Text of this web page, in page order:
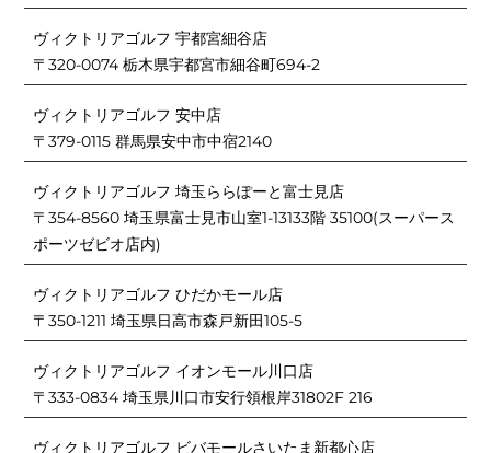
ヴィクトリアゴルフ 宇都宮細谷店
〒320-0074 栃木県宇都宮市細谷町694-2
ヴィクトリアゴルフ 安中店
〒379-0115 群馬県安中市中宿2140
ヴィクトリアゴルフ 埼玉ららぽーと富士見店
〒354-8560 埼玉県富士見市山室1-13133階 35100(スーパース
ポーツゼビオ店内)
ヴィクトリアゴルフ ひだかモール店
〒350-1211 埼玉県日高市森戸新田105-5
ヴィクトリアゴルフ イオンモール川口店
〒333-0834 埼玉県川口市安行領根岸31802F 216
ヴィクトリアゴルフ ビバモールさいたま新都心店